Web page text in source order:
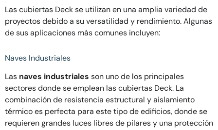
Las cubiertas Deck se utilizan en una amplia variedad de
proyectos debido a su versatilidad y rendimiento. Algunas
de sus aplicaciones más comunes incluyen:
Naves Industriales
Las naves industriales son uno de los principales
sectores donde se emplean las cubiertas Deck. La
combinación de resistencia estructural y aislamiento
térmico es perfecta para este tipo de edificios, donde se
requieren grandes luces libres de pilares y una protección